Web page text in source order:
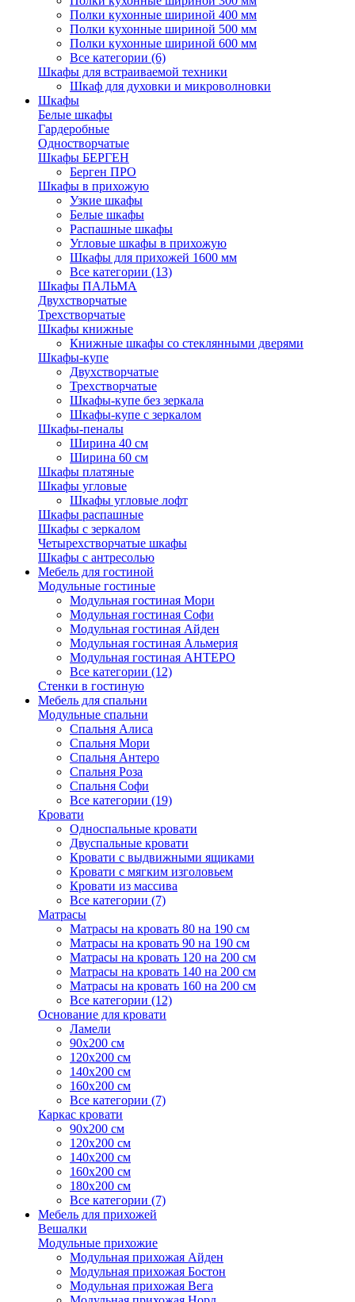
Полки кухонные шириной 400 мм
Полки кухонные шириной 500 мм
Полки кухонные шириной 600 мм
Все категории (6)
Шкафы для встраиваемой техники
Шкаф для духовки и микроволновки
Шкафы
Белые шкафы
Гардеробные
Одностворчатые
Шкафы БЕРГЕН
Берген ПРО
Шкафы в прихожую
Узкие шкафы
Белые шкафы
Распашные шкафы
Угловые шкафы в прихожую
Шкафы для прихожей 1600 мм
Все категории (13)
Шкафы ПАЛЬМА
Двухстворчатые
Трехстворчатые
Шкафы книжные
Книжные шкафы со стеклянными дверями
Шкафы-купе
Двухстворчатые
Трехстворчатые
Шкафы-купе без зеркала
Шкафы-купе с зеркалом
Шкафы-пеналы
Ширина 40 см
Ширина 60 см
Шкафы платяные
Шкафы угловые
Шкафы угловые лофт
Шкафы распашные
Шкафы с зеркалом
Четырехстворчатые шкафы
Шкафы с антресолью
Мебель для гостиной
Модульные гостиные
Модульная гостиная Мори
Модульная гостиная Софи
Модульная гостиная Айден
Модульная гостиная Альмерия
Модульная гостиная АНТЕРО
Все категории (12)
Стенки в гостиную
Мебель для спальни
Модульные спальни
Спальня Алиса
Спальня Мори
Спальня Антеро
Спальня Роза
Спальня Софи
Все категории (19)
Кровати
Односпальные кровати
Двуспальные кровати
Кровати с выдвижными ящиками
Кровати с мягким изголовьем
Кровати из массива
Все категории (7)
Матрасы
Матрасы на кровать 80 на 190 см
Матрасы на кровать 90 на 190 см
Матрасы на кровать 120 на 200 см
Матрасы на кровать 140 на 200 см
Матрасы на кровать 160 на 200 см
Все категории (12)
Основание для кровати
Ламели
90х200 см
120х200 см
140х200 см
160х200 см
Все категории (7)
Каркас кровати
90х200 см
120х200 см
140х200 см
160х200 см
180х200 см
Все категории (7)
Мебель для прихожей
Вешалки
Модульные прихожие
Модульная прихожая Айден
Модульная прихожая Бостон
Модульная прихожая Вега